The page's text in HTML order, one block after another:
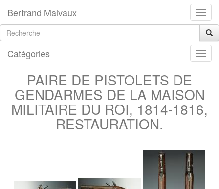
Bertrand Malvaux
Catégories
PAIRE DE PISTOLETS DE
GENDARMES DE LA MAISON
MILITAIRE DU ROI, 1814-1816,
RESTAURATION.